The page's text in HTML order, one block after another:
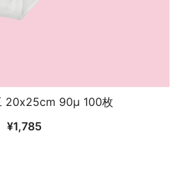
20x25cm 90μ 100枚
¥1,785